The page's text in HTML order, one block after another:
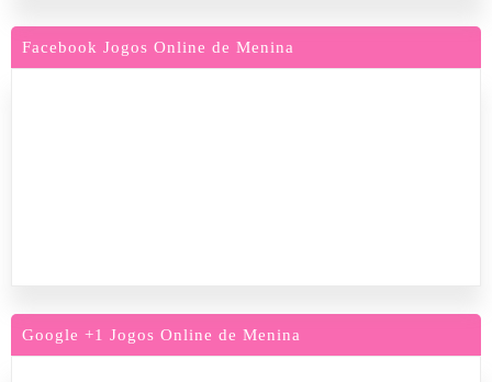
Facebook Jogos Online de Menina
Google +1 Jogos Online de Menina